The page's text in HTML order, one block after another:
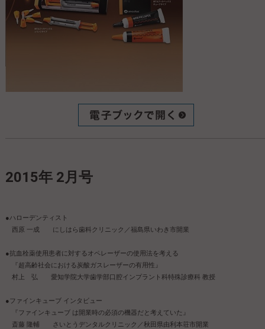
2015年 2月号
●ハローデンティスト
西原 一成 にしはら歯科クリニック／福島県いわき市開業
●抗血栓薬使用患者に対するオペレーザーの使用法を考える
『超高齢社会における炭酸ガスレーザーの有用性』
村上 弘 愛知学院大学歯学部口腔インプラント科特殊診療科 教授
●ファインキューブ インタビュー
『ファインキューブ は開業時の必須の機器だと考えていた』
斎藤 隆輔 さいとうデンタルクリニック／秋田県由利本荘市開業